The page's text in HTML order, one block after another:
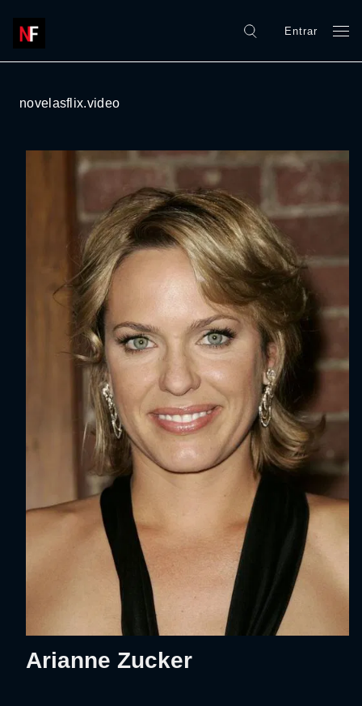
Entrar
novelasflix.video
Arianne Zucker